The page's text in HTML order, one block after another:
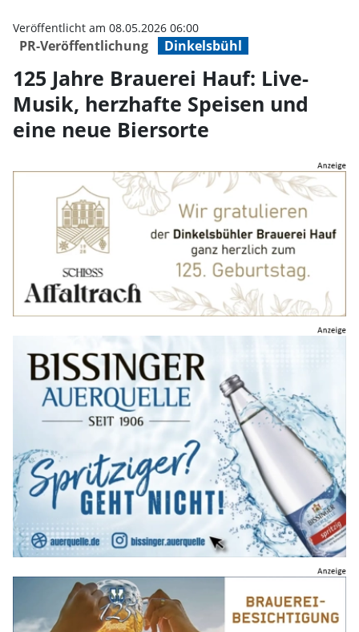
PR-Veröffentlichung Dinkelsbühl
Veröffentlicht am 08.05.2026 06:00
125 Jahre Brauerei Hauf: Live-
Musik, herzhafte Speisen und
eine neue Biersorte